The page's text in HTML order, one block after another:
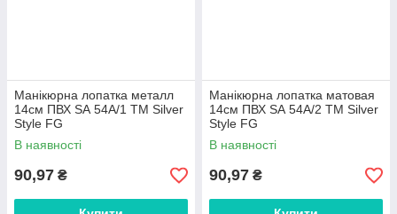
Манікюрна лопатка металл
14см ПВХ SА 54А/1 ТМ Silver
Style FG
В наявності
90,97 ₴
Манікюрна лопатка матовая
14см ПВХ SА 54А/2 ТМ Silver
Style FG
В наявності
90,97 ₴